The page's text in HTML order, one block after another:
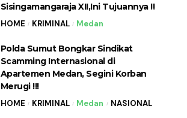
Sisingamangaraja XII,Ini Tujuannya !!
HOME KRIMINAL Medan
Polda Sumut Bongkar Sindikat
Scamming Internasional di
Apartemen Medan, Segini Korban
Merugi !!!
HOME KRIMINAL Medan NASIONAL